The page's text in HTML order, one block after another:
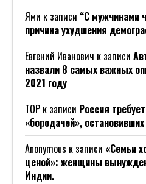
Ями к записи “С мужчинами
причина ухудшения
Евгений Иванович к записи
назвали 8 самых важных
2021 году
ТОР к записи Россия
«бородачей»,
Anonymous к записи «Семьи
ценой»: женщины
Индии.